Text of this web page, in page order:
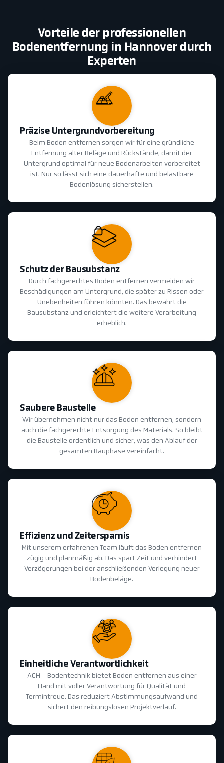
Vorteile der professionellen
Bodenentfernung in Hannover durch
Experten
Präzise Untergrundvorbereitung
Beim Boden entfernen sorgen wir für eine gründliche
Entfernung alter Beläge und Rückstände, damit der
Untergrund optimal für neue Bodenarbeiten vorbereitet
ist. Nur so lässt sich eine dauerhafte und belastbare
Bodenlösung sicherstellen.
Schutz der Bausubstanz
Durch fachgerechtes Boden entfernen vermeiden wir
Beschädigungen am Untergrund, die später zu Rissen oder
Unebenheiten führen könnten. Das bewahrt die
Bausubstanz und erleichtert die weitere Verarbeitung
erheblich.
Saubere Baustelle
Wir übernehmen nicht nur das Boden entfernen, sondern
auch die fachgerechte Entsorgung des Materials. So bleibt
die Baustelle ordentlich und sicher, was den Ablauf der
gesamten Bauphase vereinfacht.
Effizienz und Zeitersparnis
Mit unserem erfahrenen Team läuft das Boden entfernen
zügig und planmäßig ab. Das spart Zeit und verhindert
Verzögerungen bei der anschließenden Verlegung neuer
Bodenbeläge.
Einheitliche Verantwortlichkeit
ACH - Bodentechnik bietet Boden entfernen aus einer
Hand mit voller Verantwortung für Qualität und
Termintreue. Das reduziert Abstimmungsaufwand und
sichert den reibungslosen Projektverlauf.